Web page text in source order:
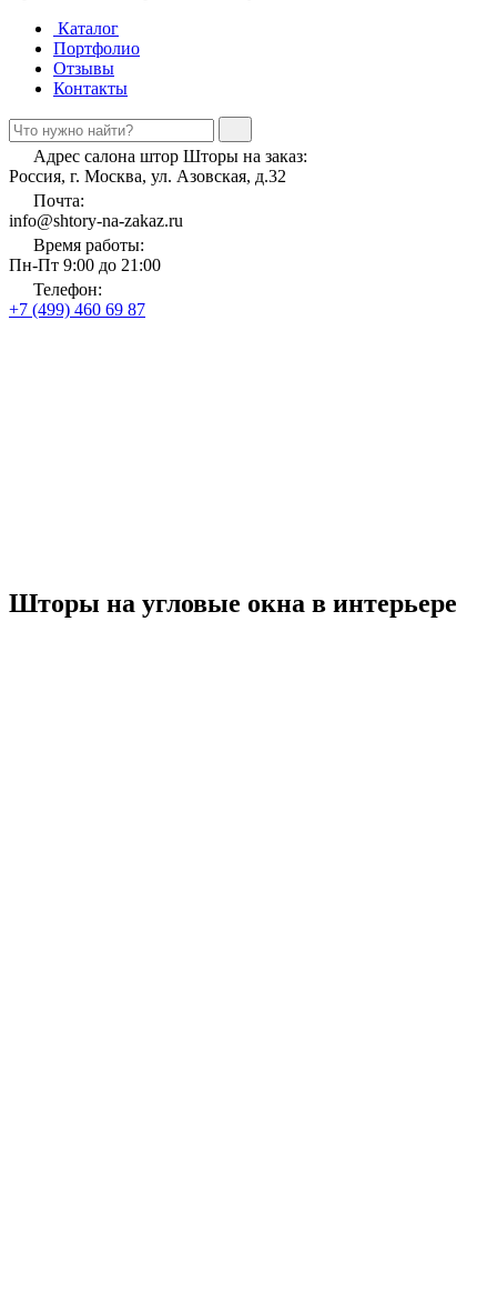
Каталог
Портфолио
Отзывы
Контакты
Адрес салона штор Шторы на заказ:
Россия, г. Москва, ул. Азовская, д.32
Почта:
info@shtory-na-zakaz.ru
Время работы:
Пн-Пт 9:00 до 21:00
Телефон:
+7 (499) 460 69 87
Шторы на угловые окна в интерьере